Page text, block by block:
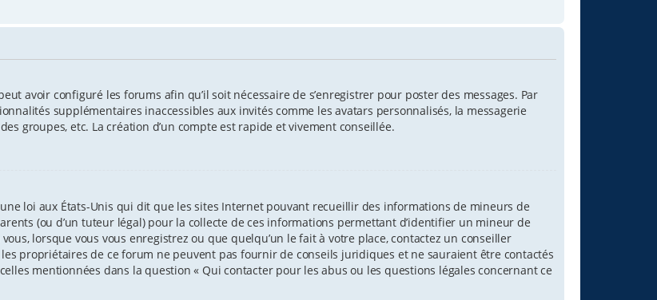
avoir configuré les forums afin qu’il soit nécessaire de s’enregistrer pour poster des messages. Par
supplémentaires inaccessibles aux invités comme les avatars personnalisés, la messagerie
groupes, etc. La création d’un compte est rapide et vivement conseillée.
loi aux États-Unis qui dit que les sites Internet pouvant recueillir des informations de mineurs de
(ou d’un tuteur légal) pour la collecte de ces informations permettant d’identifier un mineur de
lorsque vous vous enregistrez ou que quelqu’un le fait à votre place, contactez un conseiller
propriétaires de ce forum ne peuvent pas fournir de conseils juridiques et ne sauraient être contactés
mentionnées dans la question « Qui contacter pour les abus ou les questions légales concernant ce